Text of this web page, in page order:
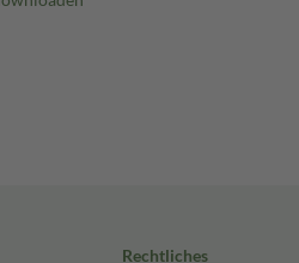
Rechtliches